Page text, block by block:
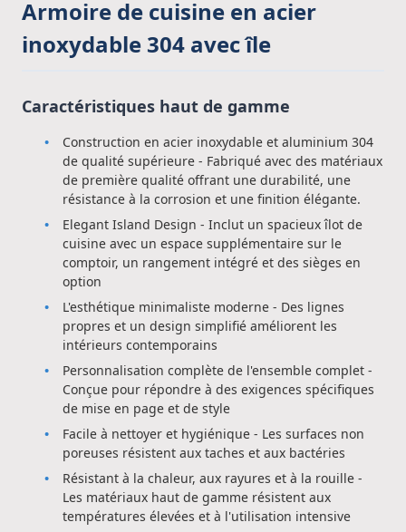
Armoire de cuisine en acier
inoxydable 304 avec île
Caractéristiques haut de gamme
Construction en acier inoxydable et aluminium 304
de qualité supérieure - Fabriqué avec des matériaux
de première qualité offrant une durabilité, une
résistance à la corrosion et une finition élégante.
Elegant Island Design - Inclut un spacieux îlot de
cuisine avec un espace supplémentaire sur le
comptoir, un rangement intégré et des sièges en
option
L'esthétique minimaliste moderne - Des lignes
propres et un design simplifié améliorent les
intérieurs contemporains
Personnalisation complète de l'ensemble complet -
Conçue pour répondre à des exigences spécifiques
de mise en page et de style
Facile à nettoyer et hygiénique - Les surfaces non
poreuses résistent aux taches et aux bactéries
Résistant à la chaleur, aux rayures et à la rouille -
Les matériaux haut de gamme résistent aux
températures élevées et à l'utilisation intensive